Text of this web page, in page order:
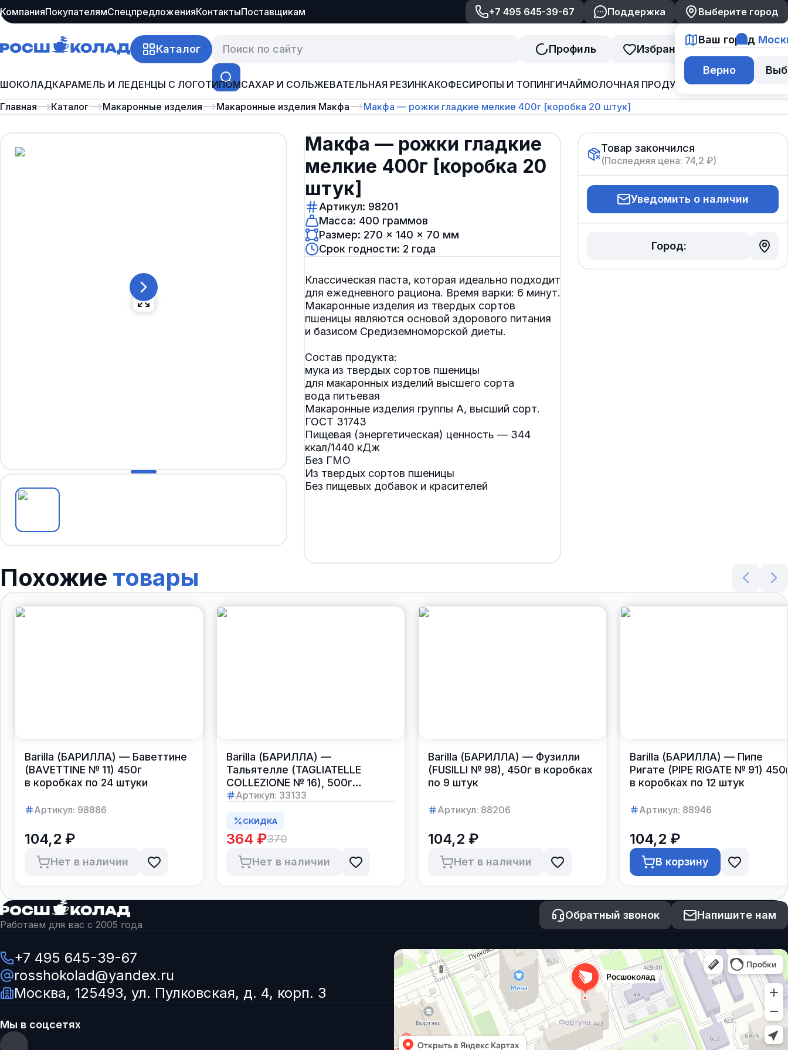
КомпанияПокупателямСпецпредложенияКонтактыПоставщикам +7 495 645-39-67 Поддержка Выберите город
Ваш город
Верно
Каталог Профиль Избранное Корзина
ШОКОЛАДКАРАМЕЛЬ И ЛЕДЕНЦЫ С ЛОГОТИПОМСАХАР И СОЛЬЖЕВАТЕЛЬНАЯ РЕЗИНКАКОФЕСИРОПЫ И ТОПИНГИЧАЙМОЛОЧНАЯ ПРОДУКЦИЯДЖЕМ И
Главная
Каталог Макаронные изделия Макаронные изделия Макфа Макфа — рожки гладкие мелкие 400г [коробка 20 штук]
Макфа — рожки гладкие
мелкие 400г [коробка 20
штук]
Артикул: 98201
Масса: 400 граммов
Размер: 270 × 140 × 70 мм
Срок годности: 2 года
Классическая паста, которая идеально подходит
для ежедневного рациона. Время варки: 6 минут.
Макаронные изделия из твердых сортов
пшеницы являются основой здорового питания
и базисом Средиземноморской диеты.
Состав продукта:
мука из твердых сортов пшеницы
для макаронных изделий высшего сорта
вода питьевая
Макаронные изделия группы А, высший сорт.
ГОСТ 31743
Пищевая (энергетическая) ценность — 344
ккал/1440 кДж
Без ГМО
Из твердых сортов пшеницы
Без пищевых добавок и красителей
Товар закончился
(Последняя цена: 74,2 ₽)
Уведомить о наличии
Город:
Похожие товары
Barilla (БАРИЛЛА) — Баветтине
(BAVETTINE № 11) 450г
в коробках по 24 штуки
Артикул: 98886
104,2 ₽
Нет в наличии
Barilla (БАРИЛЛА) —
Тальятелле (TAGLIATELLE
COLLEZIONE № 16), 500г
в коробках 12 штук
Артикул: 33133
СКИДКА
364 ₽370
Нет в наличии
Barilla (БАРИЛЛА) — Фузилли
(FUSILLI № 98), 450г в коробках
по 9 штук
Артикул: 88206
104,2 ₽
Нет в наличии
Barilla (БАРИЛЛА) — Пипе
Ригате (PIPE RIGATE № 91)
в коробках по 12 штук
Артикул: 88946
104,2 ₽
В корзину
Работаем для вас с 2005 года
Обратный звонок Напишите нам
+7 495 645-39-67
rosshokolad@yandex.ru
Москва, 125493, ул. Пулковская, д. 4, корп. 3
Мы в соцсетях